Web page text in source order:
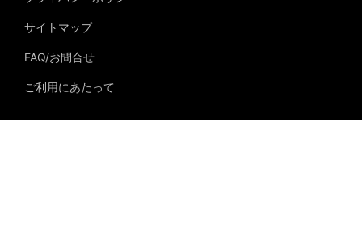
サイトマップ
FAQ/お問合せ
ご利用にあたって